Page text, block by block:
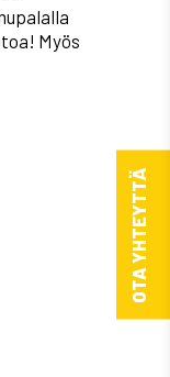
Myös
OTA YHTEYTTÄ